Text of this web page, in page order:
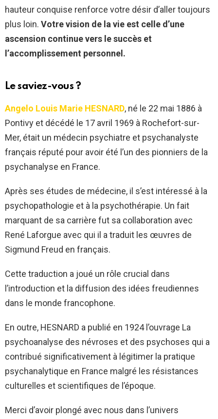
hauteur conquise renforce votre désir d’aller toujours
plus loin. Votre vision de la vie est celle d’une
ascension continue vers le succès et
l’accomplissement personnel.
Le saviez-vous ?
Angelo Louis Marie HESNARD, né le 22 mai 1886 à
Pontivy et décédé le 17 avril 1969 à Rochefort-sur-
Mer, était un médecin psychiatre et psychanalyste
français réputé pour avoir été l’un des pionniers de la
psychanalyse en France.
Après ses études de médecine, il s’est intéressé à la
psychopathologie et à la psychothérapie. Un fait
marquant de sa carrière fut sa collaboration avec
René Laforgue avec qui il a traduit les œuvres de
Sigmund Freud en français.
Cette traduction a joué un rôle crucial dans
l’introduction et la diffusion des idées freudiennes
dans le monde francophone.
En outre, HESNARD a publié en 1924 l’ouvrage La
psychoanalyse des névroses et des psychoses qui a
contribué significativement à légitimer la pratique
psychanalytique en France malgré les résistances
culturelles et scientifiques de l’époque.
Merci d’avoir plongé avec nous dans l’univers